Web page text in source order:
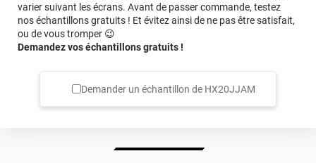
varier suivant les écrans. Avant de passer commande, testez
nos échantillons gratuits ! Et évitez ainsi de ne pas être satisfait,
ou de vous tromper 😉
Demandez vos échantillons gratuits !
Demander un échantillon de HX20JJAM